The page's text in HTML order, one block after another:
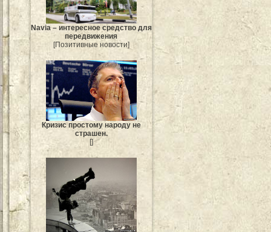
Navia – интересное средство для
передвижения
[Позитивные новости]
Кризис простому народу не
страшен.
[]